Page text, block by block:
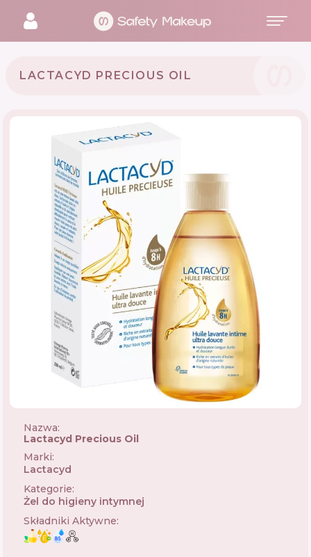
LACTACYD PRECIOUS OIL
Nazwa:
Lactacyd Precious Oil
Marki:
Lactacyd
Kategorie:
Żel do higieny intymnej
Składniki Aktywne: